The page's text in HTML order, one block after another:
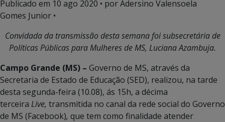
Publicado em 10 ago 2020 • por Adersino Valensoela
Gomes Junior •
Convidada da transmissão desta semana foisubsecretária de
Políticas Públicas para Mulheres de MS, Luciana Azambuja.
Campo Grande (MS) – Governo de MS, através da
Secretaria de Estado de Educação (SED), realizou, na tarde
desta segunda-feira (10.08), ás 15h, a décima
terceira Live, transmitida no canal da rede social do Governo
de MS (Facebook), que tem como finalidade atender